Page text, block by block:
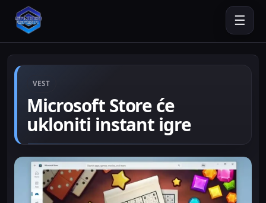
☰
VEST
Microsoft Store će
ukloniti instant igre